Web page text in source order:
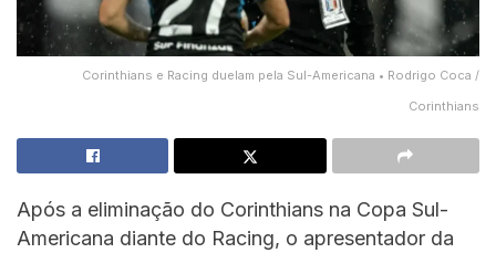
Corinthians e Racing duelam pela Sul-Americana • Rodrigo Coca /
Corinthians
Após a eliminação do Corinthians na Copa Sul-
Americana diante do Racing, o apresentador da